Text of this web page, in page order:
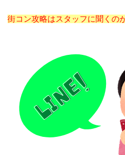
街コン攻略はスタッフに聞くの